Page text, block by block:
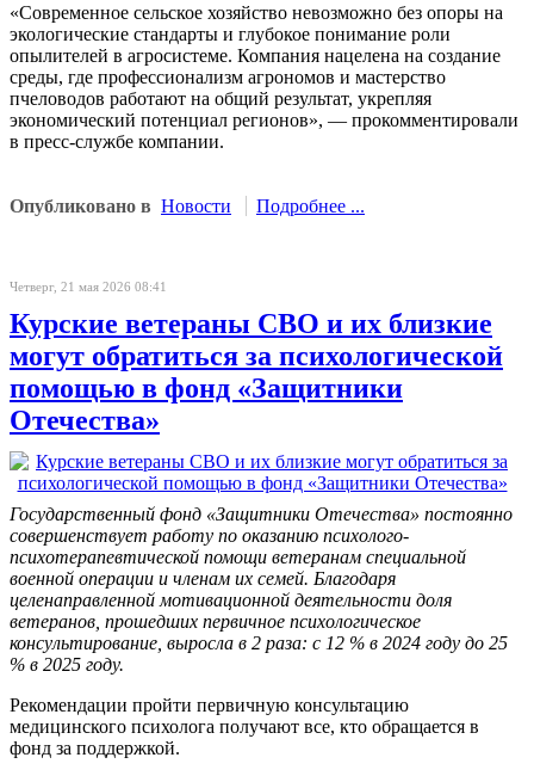
«Современное сельское хозяйство невозможно без опоры на
экологические стандарты и глубокое понимание роли
опылителей в агросистеме. Компания нацелена на создание
среды, где профессионализм агрономов и мастерство
пчеловодов работают на общий результат, укрепляя
экономический потенциал регионов», — прокомментировали
в пресс-службе компании.
Опубликовано в Новости Подробнее ...
Четверг, 21 мая 2026 08:41
Курские ветераны СВО и их близкие
могут обратиться за психологической
помощью в фонд «Защитники
Отечества»
Государственный фонд «Защитники Отечества» постоянно
совершенствует работу по оказанию психолого-
психотерапевтической помощи ветеранам специальной
военной операции и членам их семей. Благодаря
целенаправленной мотивационной деятельности доля
ветеранов, прошедших первичное психологическое
консультирование, выросла в 2 раза: с 12 % в 2024 году до 25
% в 2025 году.
Рекомендации пройти первичную консультацию
медицинского психолога получают все, кто обращается в
фонд за поддержкой.